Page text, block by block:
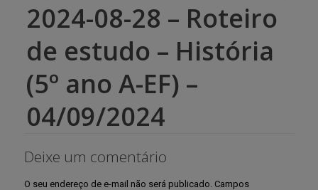
2024-08-28 – Roteiro
de estudo – História
(5º ano A-EF) –
04/09/2024
Deixe um comentário
O seu endereço de e-mail não será publicado. Campos